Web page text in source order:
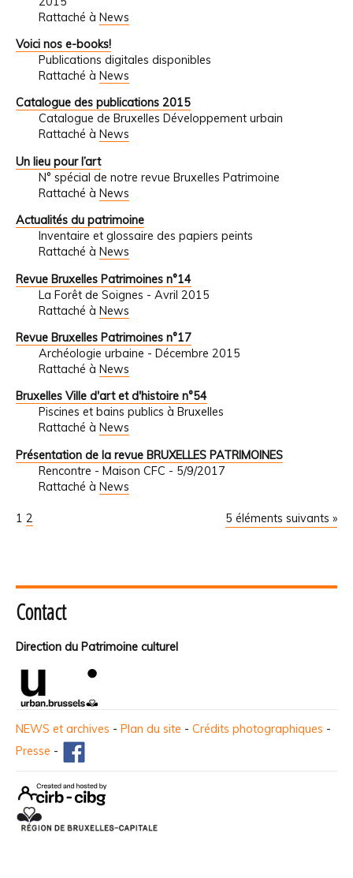
Rattaché à News
Voici nos e-books!
Publications digitales disponibles
Rattaché à News
Catalogue des publications 2015
Catalogue de Bruxelles Développement urbain
Rattaché à News
Un lieu pour l’art
N° spécial de notre revue Bruxelles Patrimoine
Rattaché à News
Actualités du patrimoine
Inventaire et glossaire des papiers peints
Rattaché à News
Revue Bruxelles Patrimoines n°14
La Forêt de Soignes - Avril 2015
Rattaché à News
Revue Bruxelles Patrimoines n°17
Archéologie urbaine - Décembre 2015
Rattaché à News
Bruxelles Ville d'art et d'histoire n°54
Piscines et bains publics à Bruxelles
Rattaché à News
Présentation de la revue BRUXELLES PATRIMOINES
Rencontre - Maison CFC - 5/9/2017
Rattaché à News
5 éléments suivants »
1 2
Contact
Direction du Patrimoine culturel
NEWS et archives - Plan du site - Crédits photographiques -
Presse -